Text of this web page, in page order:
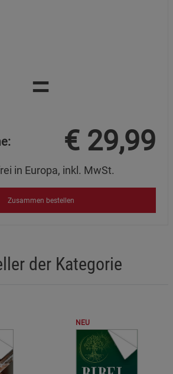
=
€ 29,99
in Europa, inkl. MwSt.
Zusammen bestellen
der Kategorie
NEU